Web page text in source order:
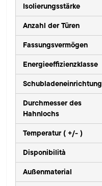
Isolierungsstärke
Anzahl der Türen
Fassungsvermögen
Energieeffizienzklasse
Schubladeneinrichtung
Durchmesser des
Hahnlochs
Temperatur ( +/- )
Disponibilità
Außenmaterial